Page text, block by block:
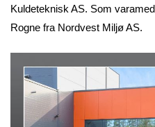
Kuldeteknisk AS. Som
Rogne fra Nordvest Miljø AS.